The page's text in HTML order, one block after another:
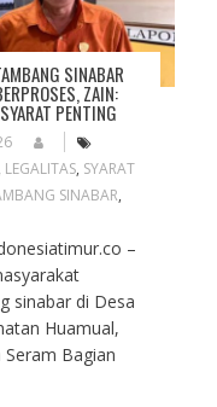
SINABAR
ZAIN:
PENTING
LEGALITAS, SYARAT
SINABAR,
–
sinabar di Desa
Huamual,
Seram Bagian